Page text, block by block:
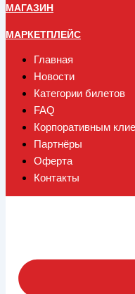
МАГАЗИН
МАРКЕТПЛЕЙС
Главная
Новости
Категории билетов
FAQ
Корпоративным
Партнёры
Оферта
Контакты